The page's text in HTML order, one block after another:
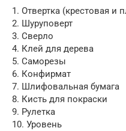
1. Отвертка (крестовая и
2. Шуруповерт
3. Сверло
4. Клей для дерева
5. Саморезы
6. Конфирмат
7. Шлифовальная бумага
8. Кисть для покраски
9. Рулетка
10. Уровень